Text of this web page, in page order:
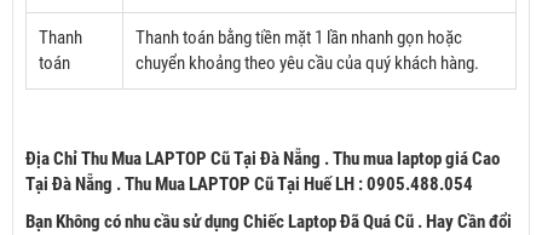
Thanh
toán
Thanh toán bằng tiền mặt 1 lần nhanh gọn hoặc
chuyển khoảng theo yêu cầu của quý khách hàng.
Địa Chỉ Thu Mua LAPTOP Cũ Tại Đà Nẵng . Thu mua laptop giá Cao
Tại Đà Nẵng . Thu Mua LAPTOP Cũ Tại Huế LH : 0905.488.054
Bạn Không có nhu cầu sử dụng Chiếc Laptop Đã Quá Cũ . Hay Cần đổi